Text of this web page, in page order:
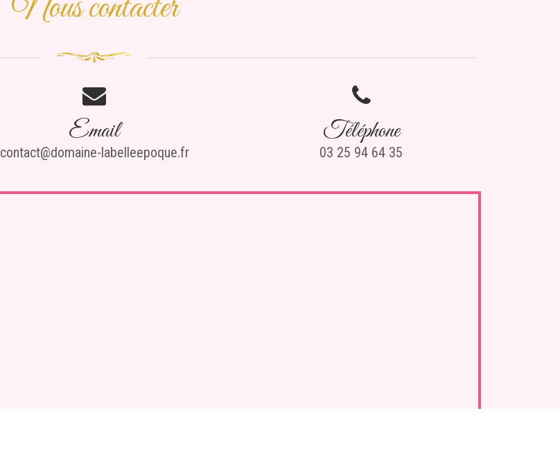
Email
contact@domaine-labelleepoque.fr
Téléphone
03 25 94 64 35